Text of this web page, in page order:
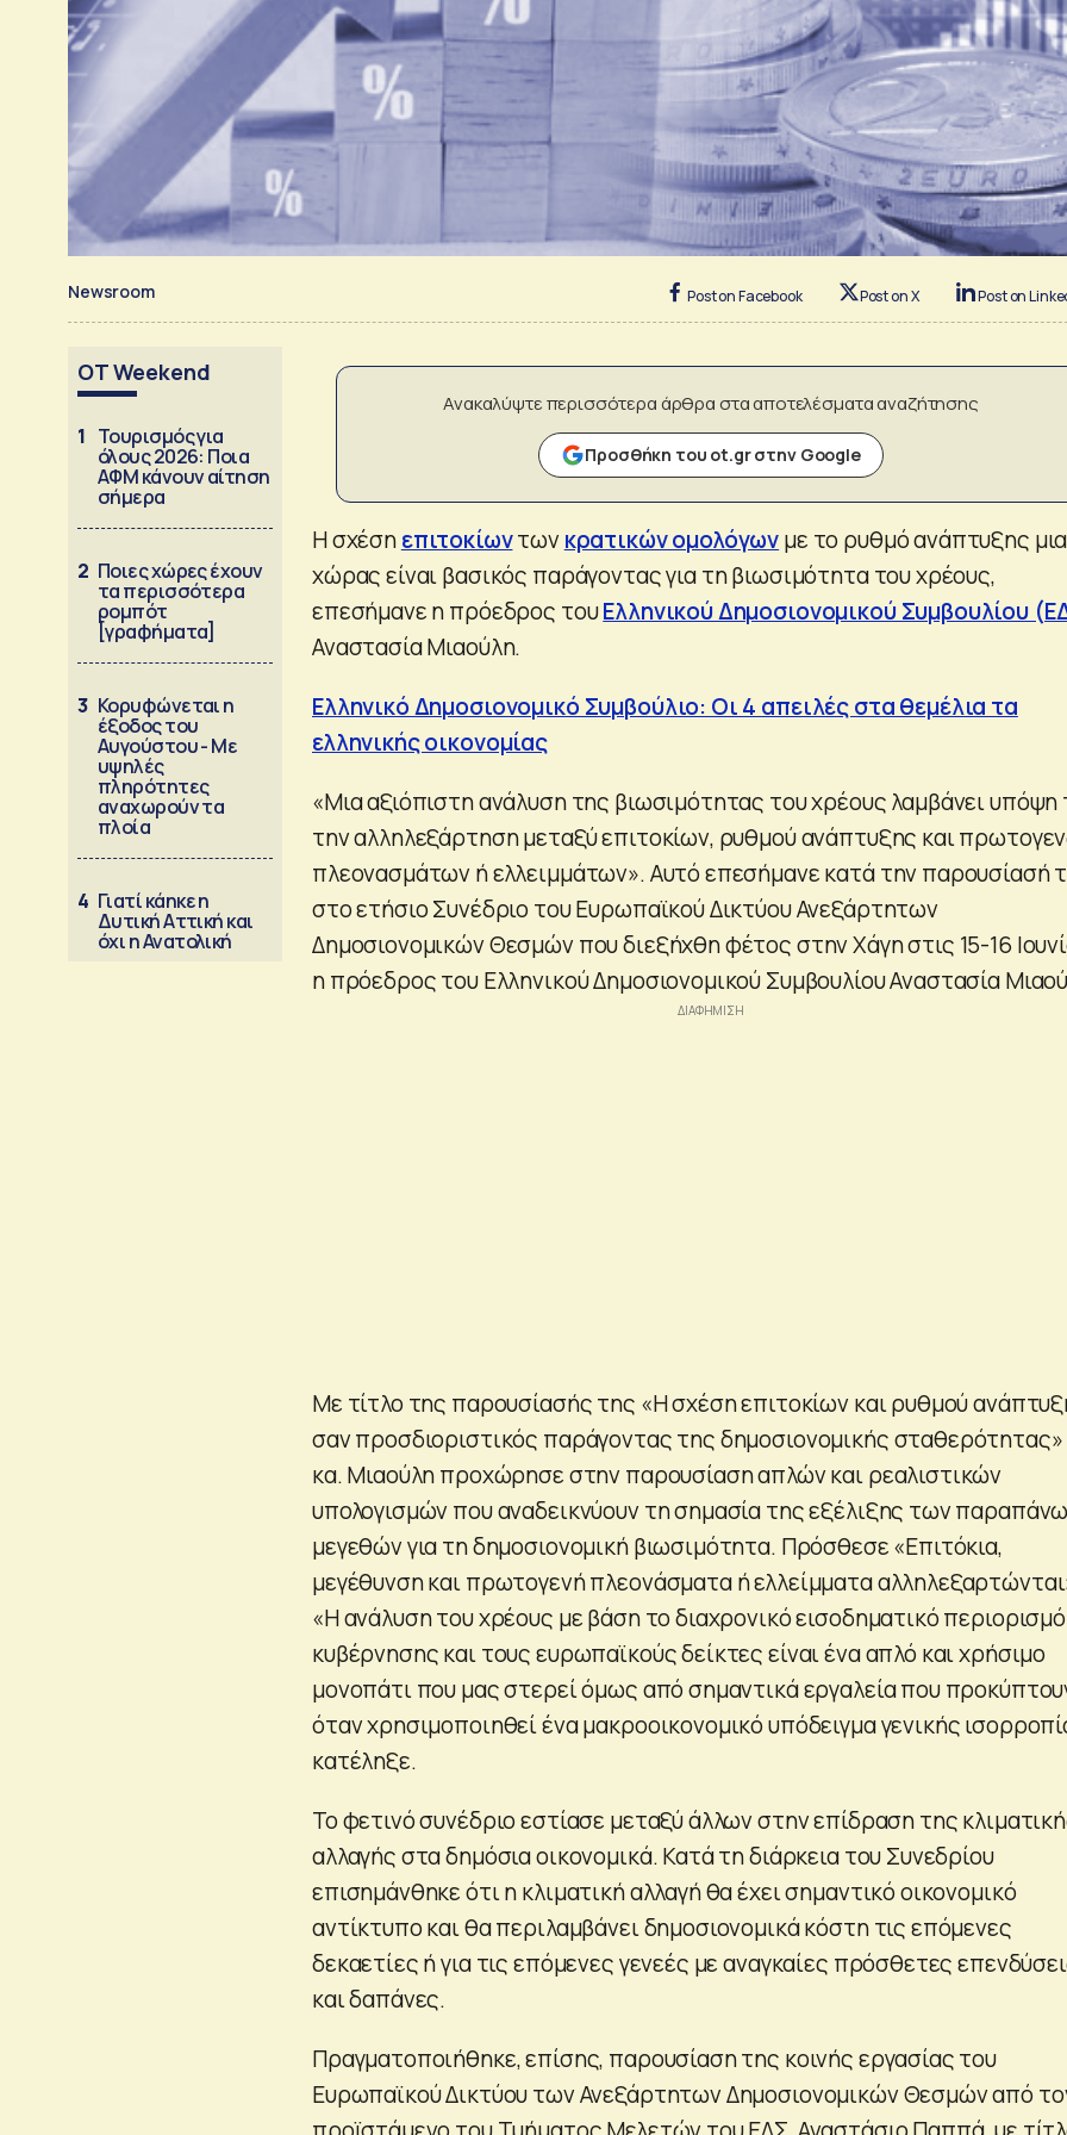
Newsroom Post on Facebook Post on X Post on
OT Weekend
1 Τουρισμός για
όλους 2026: Ποια
ΑΦΜ κάνουν αίτηση
σήμερα
2 Ποιες χώρες έχουν
τα περισσότερα
ρομπότ
[γραφήματα]
3 Κορυφώνεται η
έξοδος του
Αυγούστου - Με
υψηλές
πληρότητες
αναχωρούν τα
πλοία
4 Γιατί κάηκε η
Δυτική Αττική και
όχι η Ανατολική
Ανακαλύψτε περισσότερα άρθρα στα αποτελέσματα αναζήτησης
Προσθήκη του ot.gr στην Google
Η σχέσηεπιτοκίωντων κρατικών ομολόγωνμε το ρυθμό ανάπτυξης
χώρας είναι βασικός παράγοντας για τη βιωσιμότητα του χρέους,
επεσήμανε η πρόεδρος τουΕλληνικού Δημοσιονομικού Συμβουλίου
Αναστασία Μιαούλη.
Ελληνικό Δημοσιονομικό Συμβούλιο: Οι 4 απειλές στα θεμέλια τα
ελληνικής οικονομίας
«Μια αξιόπιστη ανάλυση της βιωσιμότητας του χρέους λαμβάνει υπόψη
την αλληλεξάρτηση μεταξύ επιτοκίων, ρυθμού ανάπτυξης και
πλεονασμάτων ή ελλειμμάτων». Αυτό επεσήμανε κατά την παρουσίασή
στο ετήσιο Συνέδριο του Ευρωπαϊκού Δικτύου Ανεξάρτητων
Δημοσιονομικών Θεσμών που διεξήχθη φέτος στην Χάγη στις 15-16
η πρόεδρος του Ελληνικού Δημοσιονομικού Συμβουλίου Αναστασία
Με τίτλο της παρουσίασής της «Η σχέση επιτοκίων και ρυθμού
σαν προσδιοριστικός παράγοντας της δημοσιονομικής σταθερότητας»
κα. Μιαούλη προχώρησε στην παρουσίαση απλών και ρεαλιστικών
υπολογισμών που αναδεικνύουν τη σημασία της εξέλιξης των παραπάνω
μεγεθών για τη δημοσιονομική βιωσιμότητα. Πρόσθεσε «Επιτόκια,
μεγέθυνση και πρωτογενή πλεονάσματα ή ελλείμματα
«Η ανάλυση του χρέους με βάση το διαχρονικό εισοδηματικό
κυβέρνησης και τους ευρωπαϊκούς δείκτες είναι ένα απλό και χρήσιμο
μονοπάτι που μας στερεί όμως από σημαντικά εργαλεία που
όταν χρησιμοποιηθεί ένα μακροοικονομικό υπόδειγμα γενικής
κατέληξε.
Το φετινό συνέδριο εστίασε μεταξύ άλλων στην επίδραση της
αλλαγής στα δημόσια οικονομικά. Κατά τη διάρκεια του Συνεδρίου
επισημάνθηκε ότι η κλιματική αλλαγή θα έχει σημαντικό οικονομικό
αντίκτυπο και θα περιλαμβάνει δημοσιονομικά κόστη τις επόμενες
δεκαετίες ή για τις επόμενες γενεές με αναγκαίες πρόσθετες
και δαπάνες.
Πραγματοποιήθηκε, επίσης, παρουσίαση της κοινής εργασίας του
Ευρωπαϊκού Δικτύου των Ανεξάρτητων Δημοσιονομικών Θεσμών από